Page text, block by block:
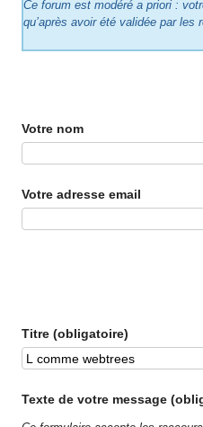
Ce forum est modéré a priori :
qu’après avoir été validée par les
Votre nom
Votre adresse email
Titre (obligatoire)
Texte de votre message